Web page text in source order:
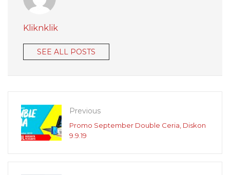
Kliknklik
SEE ALL POSTS
Previous
Promo September Double Ceria, Diskon
9.9.19